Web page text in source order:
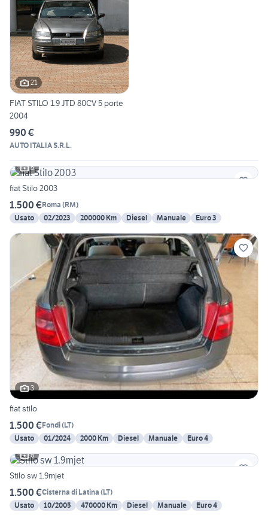
21
FIAT STILO 1.9 JTD 80CV 5 porte
2004
990 €
AUTO ITALIA S.R.L.
5
fiat Stilo 2003
1.500 €Roma (RM)
Usato
02/2023 200000 Km Diesel Manuale Euro 3
3
fiat stilo
1.500 €Fondi(LT)
Usato
01/2024 2000 Km Diesel Manuale
Euro 4
6
Stilo sw 1.9mjet
1.500 €Cisterna di Latina (LT)
Usato
10/2005 470000 Km Diesel Manuale Euro 4